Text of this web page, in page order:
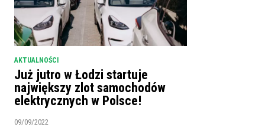
AKTUALNOŚCI
Już jutro w Łodzi startuje
największy zlot samochodów
elektrycznych w Polsce!
09/09/2022